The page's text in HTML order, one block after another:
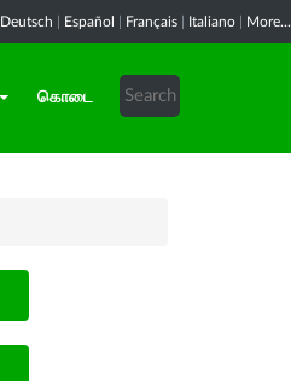
Deutsch Español Français Italiano More...
கொடை